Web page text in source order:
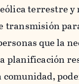
terrestre y
transmisión
que la
planificación
comunidad,